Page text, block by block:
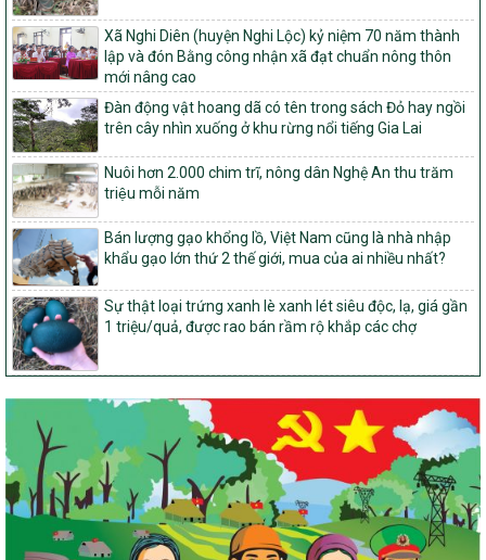
Về việc đăng ký thực hiện Dự án liên kết theo chuỗi giá trị thuộc
Dự án 2 – Chương trình Mục tiêu quốc gia Giảm nghèo bền vững
giai đoạn 2021-2025 được kéo dài sang năm 2026
827/QĐ-BNNMT
Quyết định Ban hành Kế hoạch triển khai thực hiện Chương trình
mục tiêu quốc gia xây dựng nông thôn mới, giảm nghèo bền
vững và phát triển kinh tế – xã hội vùng đồng bào dân tộc thiểu
số và miền núi giai đoạn 2026-2035, giai đoạn I: Từ năm 2026
đến năm 2030
14/2026/TT-BNNMT
Hướng dẫn thực hiện một số nội dung tiêu chí, điều kiện thuộc Bộ
tiêu chí quốc gia về nông thôn mới giai đoạn 2026 – 2030 thuộc
phạm vi quản lý nhà nước của Bộ Nông nghiệp và Môi trường
417/QĐ-BNNMT
Phê duyệt Chương trình mục tiêu quốc gia xây dựng nông thôn
mới, giảm nghèo bền vững và phát triển kinh tế – xã hội vùng
đồng bào dân tộc thiểu số và miền núi giai đoạn 2026-2035, giai
Nghị quyết số 08/2026/NQ-HĐND
Quy định nguyên tắc, tiêu chí, định mức phân bổ ngân sách trung
ương thực hiện Chương trình mục tiêu quốc gia xây dựng nông
thôn mới, giảm nghèo bền vững và phát triển kinh tế – xã hội
vùng đồng bào dân tộc thiểu số và miền núi giai đoạn 2026 –
2030 trên địa bàn tỉnh Nghệ An
Xã Nghi Diên (huyện Nghi Lộc) kỷ niệm 70 năm thành
lập và đón Bằng công nhận xã đạt chuẩn nông thôn
mới nâng cao
Đàn động vật hoang dã có tên trong sách Đỏ hay ngồi
trên cây nhìn xuống ở khu rừng nổi tiếng Gia Lai
Nuôi hơn 2.000 chim trĩ, nông dân Nghệ An thu trăm
triệu mỗi năm
Bán lượng gạo khổng lồ, Việt Nam cũng là nhà nhập
khẩu gạo lớn thứ 2 thế giới, mua của ai nhiều nhất?
Sự thật loại trứng xanh lè xanh lét siêu độc, lạ, giá gần
1 triệu/quả, được rao bán rầm rộ khắp các chợ